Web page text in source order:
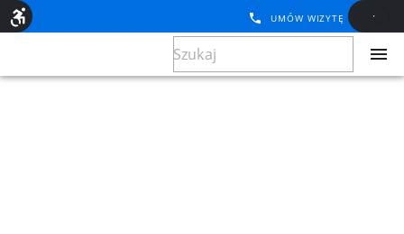
UMÓW WIZYTĘ